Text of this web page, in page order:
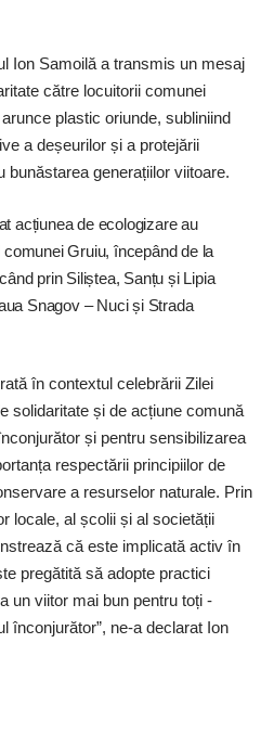
Ion Samoilă a transmis un mesaj
către locuitorii comunei
plastic oriunde, subliniind
a deșeurilor și a protejării
bunăstarea generațiilor viitoare.
acțiunea de ecologizare au
Gruiu, începând de la
prin Siliștea, Sanțu și Lipia
Snagov – Nuci și Strada
în contextul celebrării Zilei
solidaritate și de acțiune comună
și pentru sensibilizarea
respectării principiilor de
a resurselor naturale. Prin
locale, al școlii și al societății
că este implicată activ în
pregătită să adopte practici
un viitor mai bun pentru toți
înconjurător”, ne-a declarat Ion